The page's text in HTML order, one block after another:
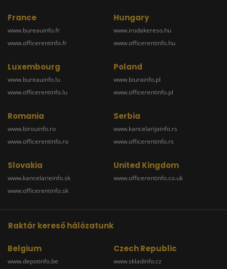
France
www.bureauinfo.fr
www.officerentinfo.fr
Hungary
www.irodakereso.hu
www.officerentinfo.hu
Luxembourg
www.bureauinfo.lu
www.officerentinfo.lu
Poland
www.biurainfo.pl
www.officerentinfo.pl
Romania
www.birouinfo.ro
www.officerentinfo.ro
Serbia
www.kancelarijainfo.rs
www.officerentinfo.rs
Slovakia
www.kancelarieinfo.sk
www.officerentinfo.sk
United Kingdom
www.officerentinfo.co.uk
Raktár kereső hálózatunk
Belgium
www.depotinfo.be
Czech Republic
www.skladinfo.cz